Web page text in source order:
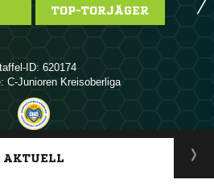
TOP-TORJÄGER
ID: 620174
C-Junioren Kreisoberliga
ANZEIGE
AKTUELL